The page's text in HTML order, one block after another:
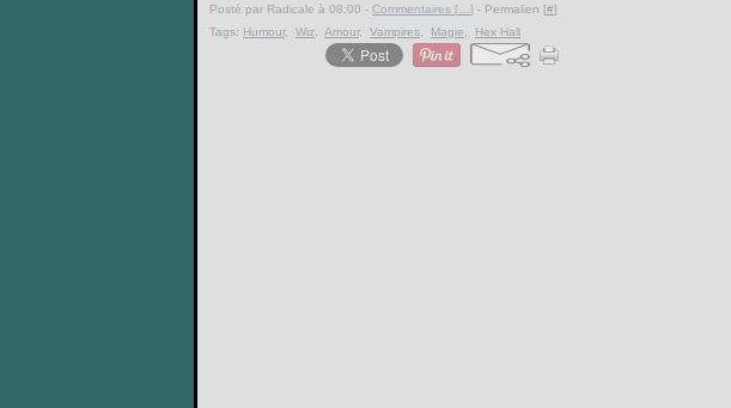
Posté par Radicale à 08:00 - Commentaires [ ] - Permalien [#]
Tags: Humour, Wiz Amour, Vampires Magie Hex Hall